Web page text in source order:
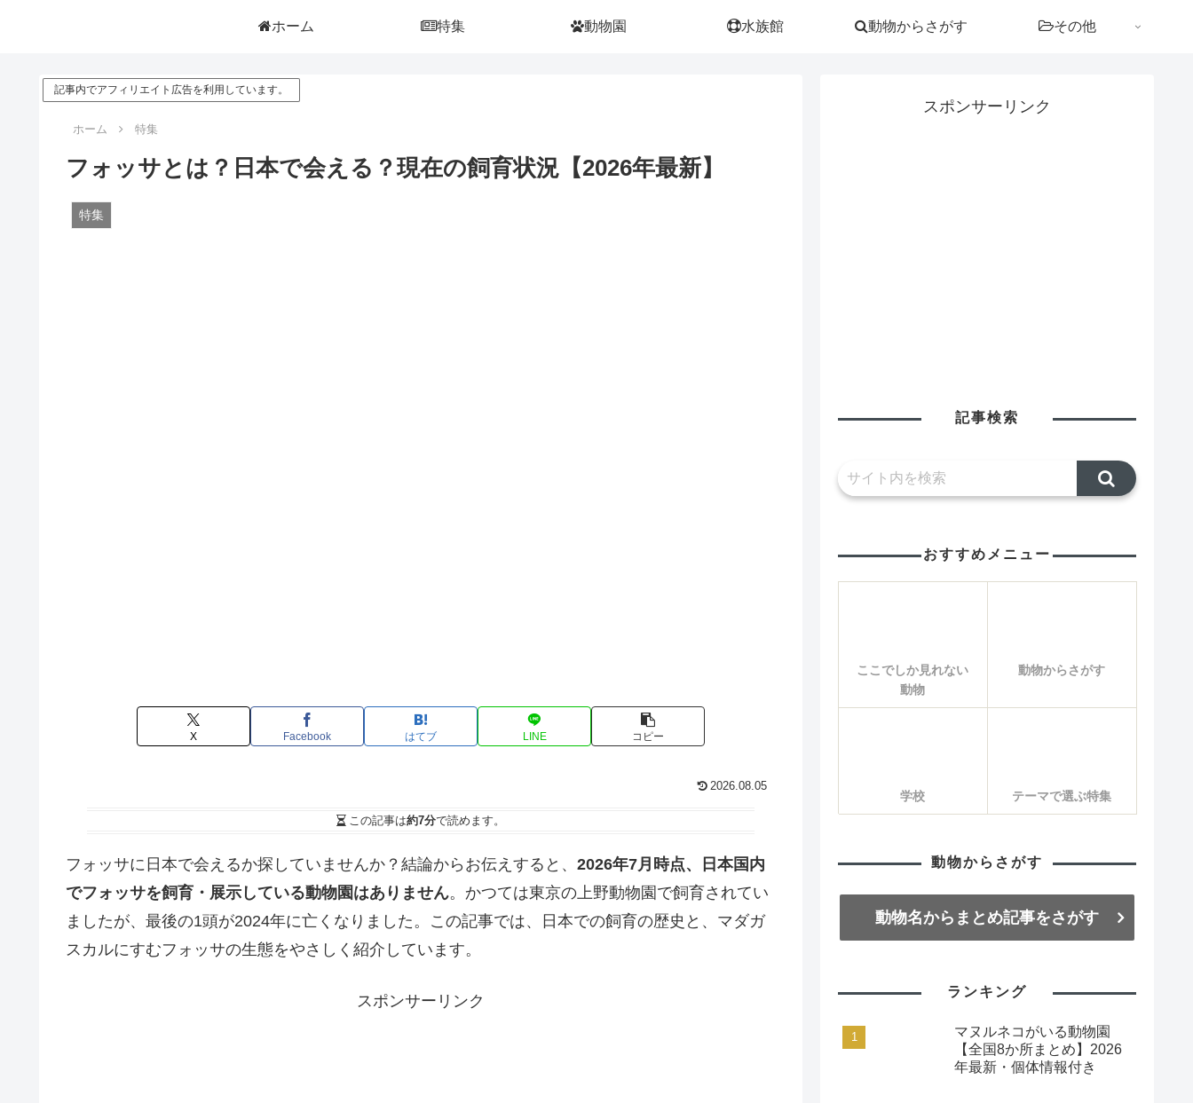
ホーム 特集 動物園 水族館 動物からさがす その他
記事内でアフィリエイト広告を利用しています。
ホーム 特集
フォッサとは？日本で会える？現在の飼育状況【2026年最新】
特集
X Facebook はてブ LINE コピー
2026.08.05
この記事は約7分で読めます。
フォッサに日本で会えるか探していませんか？結論からお伝えすると、 2026年7月時点、日本国内
でフォッサを飼育・展示している動物園はありません。かつては東京の上野動物園で飼育されてい
ましたが、最後の1頭が2024年に亡くなりました。この記事では、日本での飼育の歴史と、マダガ
スカルにすむフォッサの生態をやさしく紹介しています。
スポンサーリンク
スポンサーリンク
記事検索
おすすめメニュー
ここでしか見れない
動物
動物からさがす
学校 テーマで選ぶ特集
動物からさがす
動物名からまとめ記事をさがす
ランキング
マヌルネコがいる動物園
【全国8か所まとめ】2026
年最新・個体情報付き